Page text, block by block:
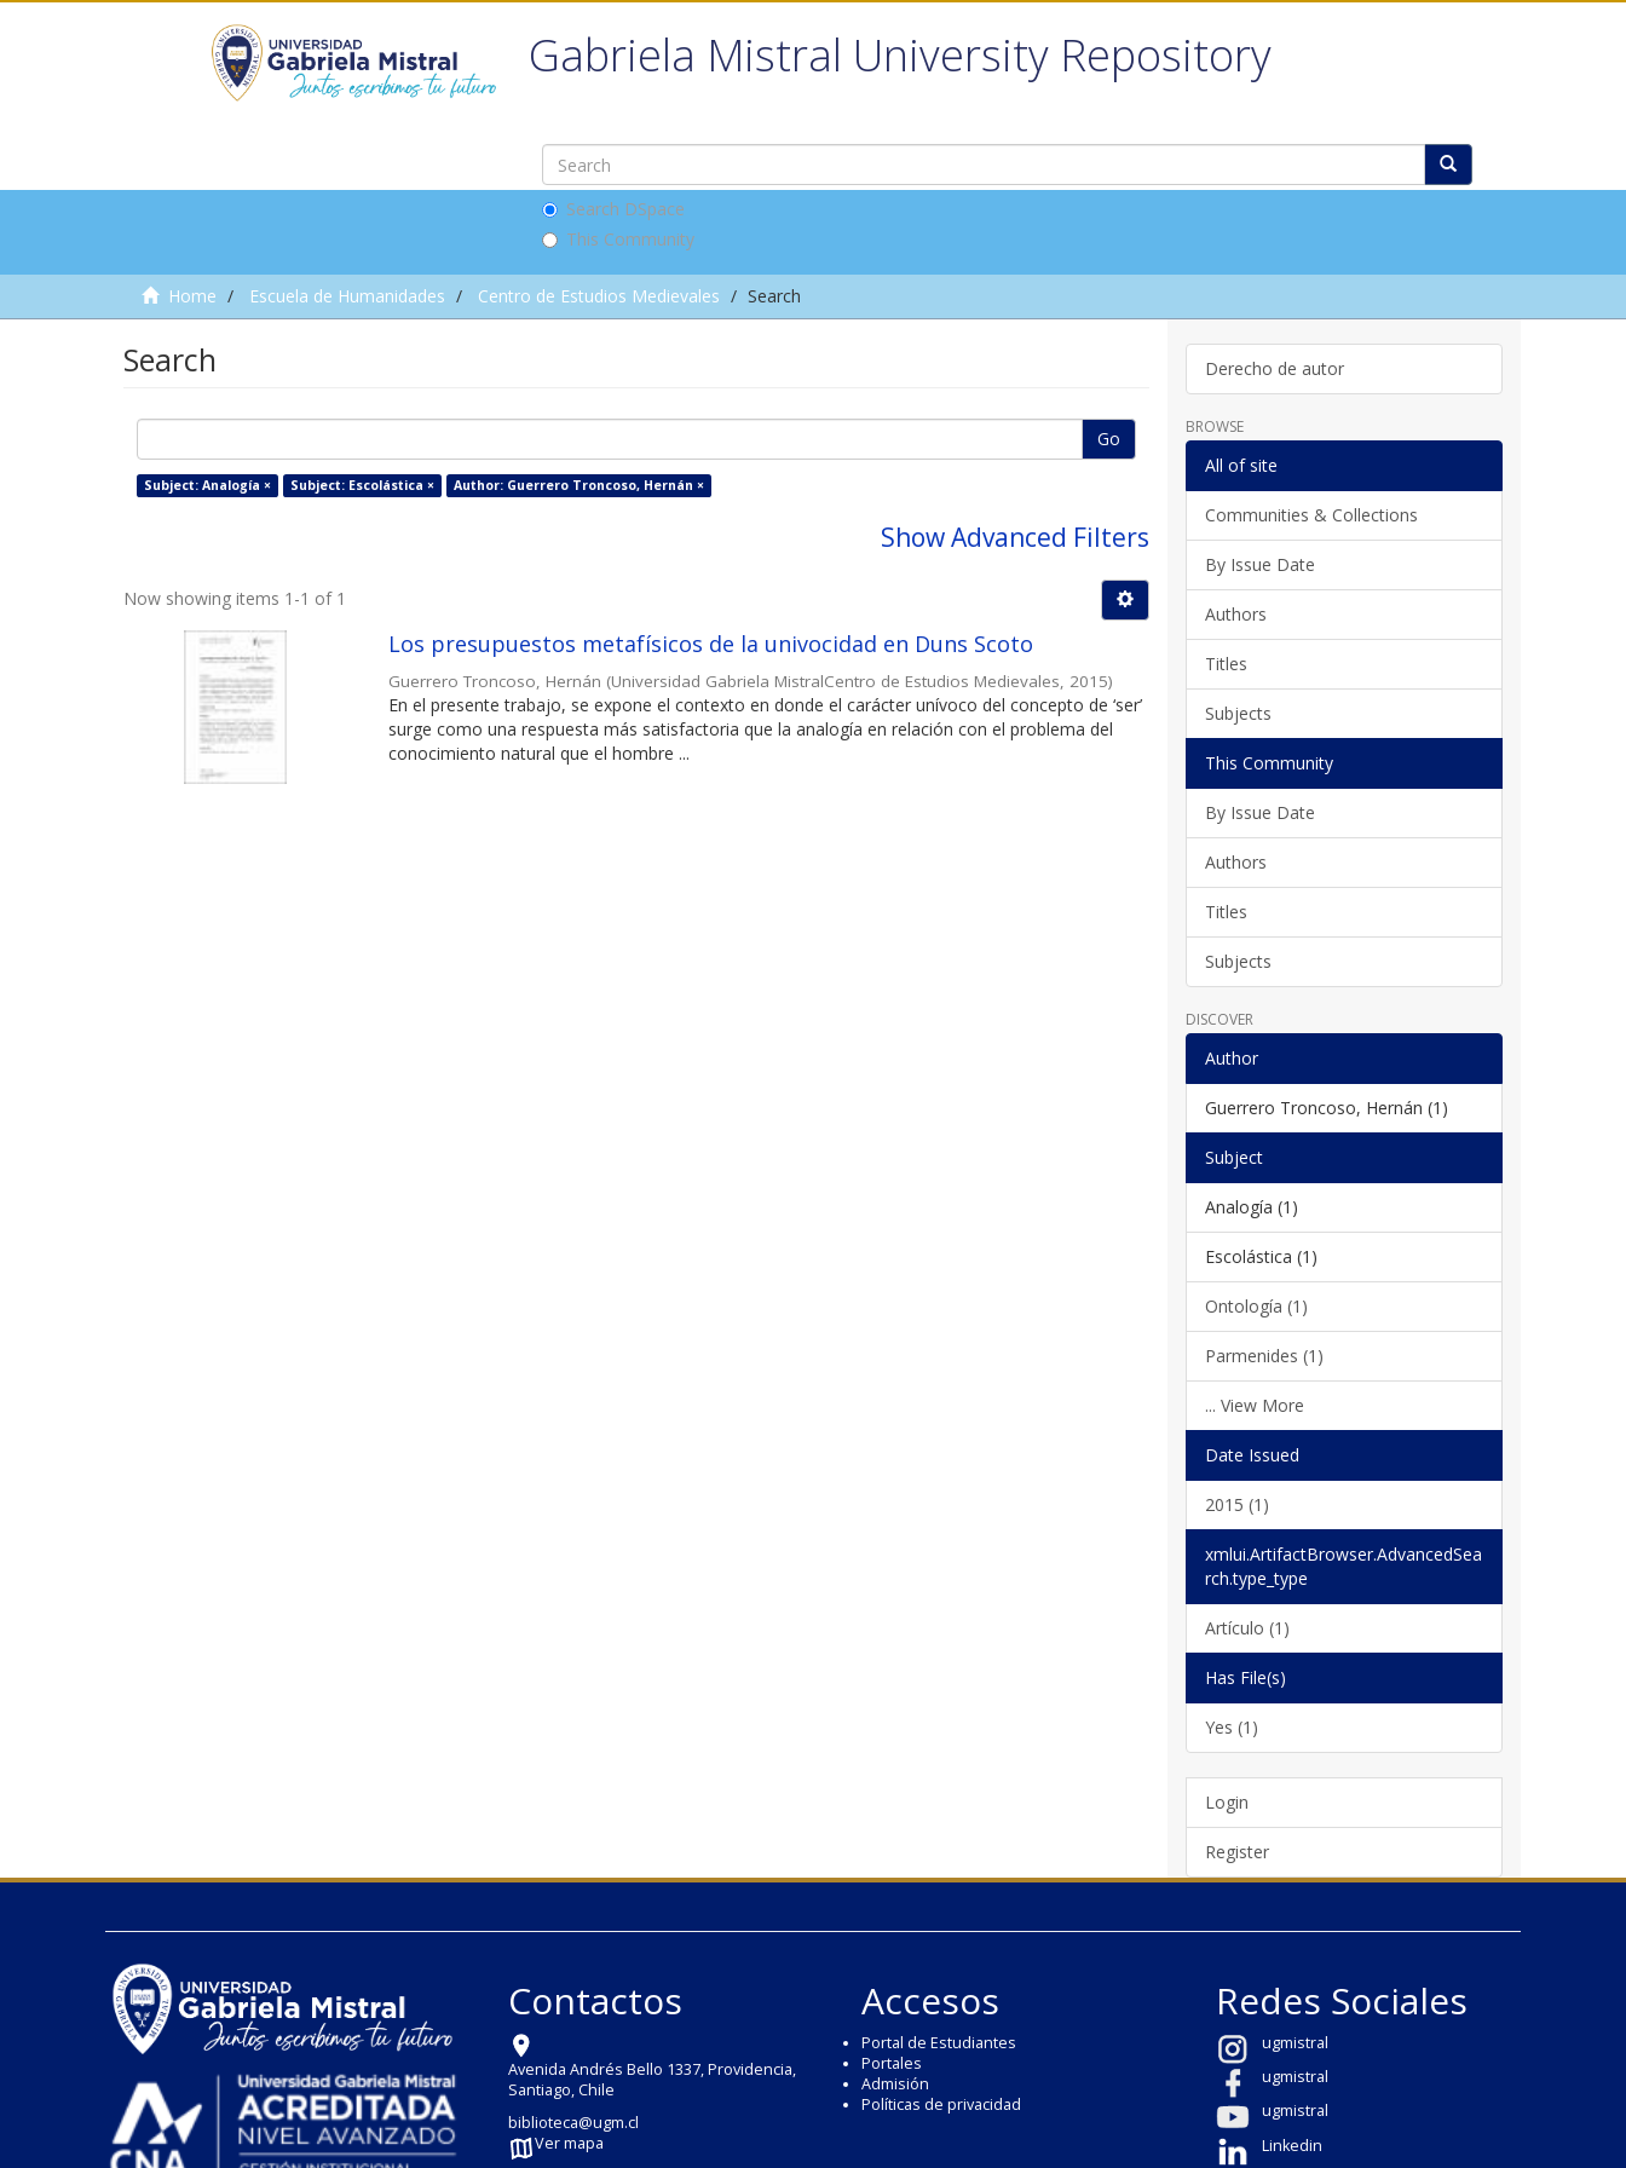
Gabriela Mistral University Repository
Search DSpace
This Community
Home Escuela de Humanidades Centro de Estudios Medievales Search
Search
Go
Subject: Analogía × Subject: Escolástica × Author: Guerrero Troncoso, Hernán ×
Show Advanced Filters
Now showing items 1-1 of 1
Los presupuestos metafísicos de la univocidad en Duns Scoto
Guerrero Troncoso, Hernán (Universidad Gabriela MistralCentro de Estudios Medievales 2015)
En el presente trabajo, se expone el contexto en donde el carácter unívoco del concepto de ‘ser’
surge como una respuesta más satisfactoria que la analogía en relación con el problema del
conocimiento natural que el hombre ...
Derecho de autor
BROWSE
All of site
Communities & Collections
By Issue Date
Authors
Titles
Subjects
This Community
By Issue Date
Authors
Titles
Subjects
DISCOVER
Author
Guerrero Troncoso, Hernán (1)
Subject
Analogía (1)
Escolástica (1)
Ontología (1)
Parmenides (1)
... View More
Date Issued
2015 (1)
xmlui.ArtifactBrowser.AdvancedSea
rch.type_type
Artículo (1)
Has File(s)
Yes (1)
Login
Register
Contactos
Avenida Andrés Bello 1337, Providencia,
Santiago, Chile
biblioteca@ugm.cl
Ver mapa
Accesos
Portal de Estudiantes
Portales
Admisión
Políticas de privacidad
Redes Sociales
ugmistral
ugmistral
ugmistral
Linkedin